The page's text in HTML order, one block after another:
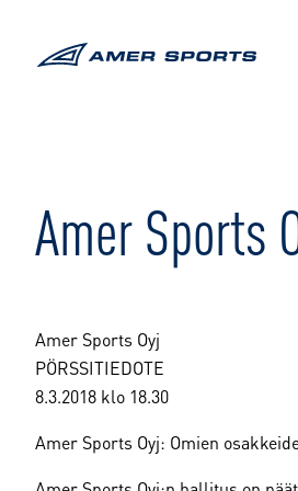
Amer Sports
Amer Sports Oyj
PÖRSSITIEDOTE
8.3.2018 klo 18.30
Amer Sports Oyj: Omien